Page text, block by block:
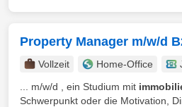
Property Manager m/w/d
Vollzeit Home-Office
... m/w/d , ein Studium mit
Schwerpunkt oder die Motivation,